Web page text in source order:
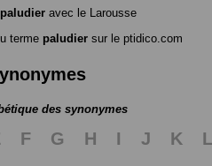
paludier avec le Larousse
terme paludier sur le ptidico.com
des synonymes
F G H I J K L